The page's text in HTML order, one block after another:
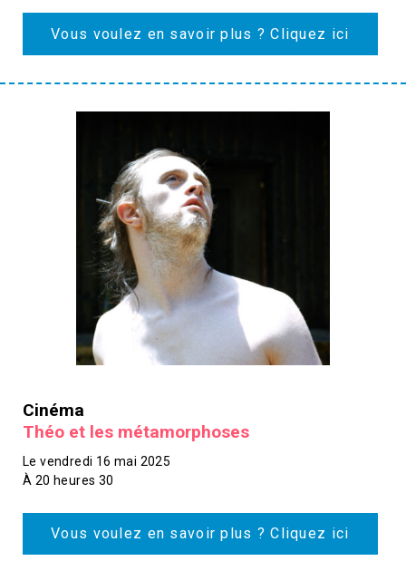
Vous voulez en savoir plus ? Cliquez ici
Cinéma
Théo et les métamorphoses
Le vendredi 16 mai 2025
À 20 heures 30
Vous voulez en savoir plus ? Cliquez ici